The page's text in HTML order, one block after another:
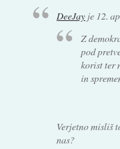
DeeJay je 12.
Z
pod
korist ter
in
Verjetno misliš
nas?